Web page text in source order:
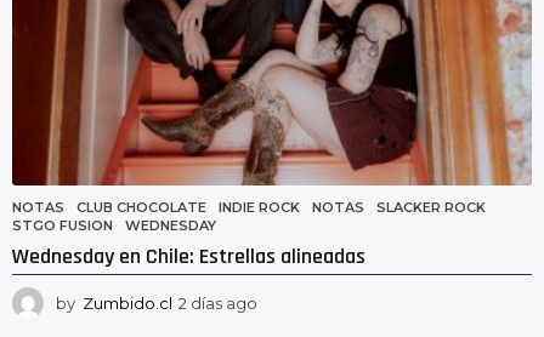
NOTAS CLUB CHOCOLATE ,INDIE ROCK ,NOTAS ,SLACKER ROCK
STGO FUSION
,WEDNESDAY
Wednesday en Chile: Estrellas alineadas
by Zumbido.cl 2 días ago